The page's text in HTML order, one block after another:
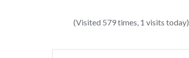
(Visited 579 times, 1 visits today)